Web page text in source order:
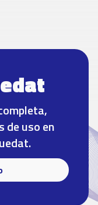
de uso en